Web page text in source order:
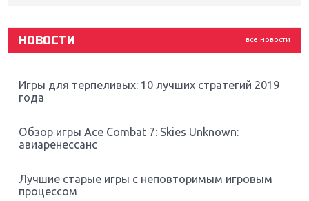
все новости
НОВОСТИ
Far Cry 5: хвалить нельзя ругать
Игры для терпеливых: 10 лучших стратегий 2019
года
Обзор игры Ace Combat 7: Skies Unknown:
авиаренессанс
Лучшие старые игры с неповторимым игровым
процессом